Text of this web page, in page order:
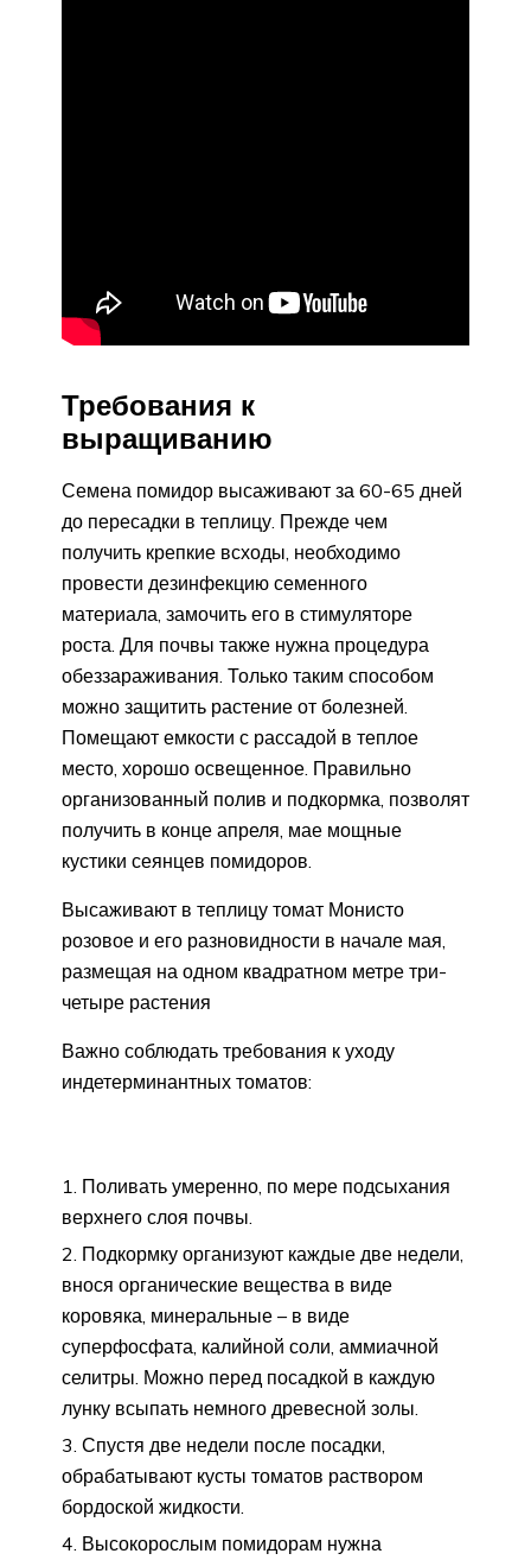
Требования к
выращиванию
Семена помидор высаживают за 60-65 дней
до пересадки в теплицу. Прежде чем
получить крепкие всходы, необходимо
провести дезинфекцию семенного
материала, замочить его в стимуляторе
роста. Для почвы также нужна процедура
обеззараживания. Только таким способом
можно защитить растение от болезней.
Помещают емкости с рассадой в теплое
место, хорошо освещенное. Правильно
организованный полив и подкормка, позволят
получить в конце апреля, мае мощные
кустики сеянцев помидоров.
Высаживают в теплицу томат Монисто
розовое и его разновидности в начале мая,
размещая на одном квадратном метре три-
четыре растения
Важно соблюдать требования к уходу
индетерминантных томатов:
Поливать умеренно, по мере подсыхания
верхнего слоя почвы.
Подкормку организуют каждые две недели,
внося органические вещества в виде
коровяка, минеральные – в виде
суперфосфата, калийной соли, аммиачной
селитры. Можно перед посадкой в каждую
лунку всыпать немного древесной золы.
Спустя две недели после посадки,
обрабатывают кусты томатов раствором
бордоской жидкости.
Высокорослым помидорам нужна